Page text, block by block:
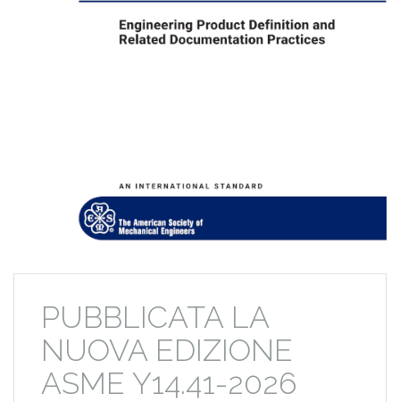
PUBBLICATA LA
NUOVA EDIZIONE
ASME Y14.41-2026